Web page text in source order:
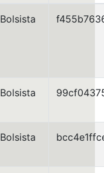
Bolsista
Bolsista
Bolsista